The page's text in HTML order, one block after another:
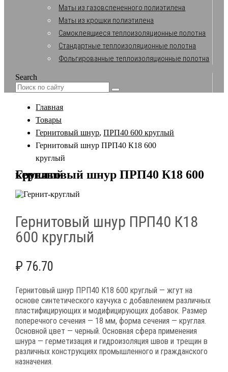
Маты из газовспененного полиэтилена
Маты из крошки полиэтилена
Самоклеящиеся теплоизоляционные полотна
Стандартные теплоизоляционные полотна
Фольгированные теплоизоляционные полотна
Search
Главная
Товары
Гернитовый шнур,ПРП40 600 круглый
Гернитовый шнур ПРП40 К18 600
круглый
Гернитовый шнур ПРП40 К18 600 круглый
Гернитовый шнур ПРП40 К18
600 круглый
₽ 76.70
Гернитовый шнур ПРП40 К18 600 круглый — жгут на
основе синтетического каучука с добавлением различных
пластифицирующих и модифицирующих добавок. Размер
поперечного сечения — 18 мм, форма сечения — круглая.
Основной цвет — черный. Основная сфера применения
шнура — герметизация и гидроизоляция швов и трещин в
различных конструкциях промышленного и гражданского
назначения.